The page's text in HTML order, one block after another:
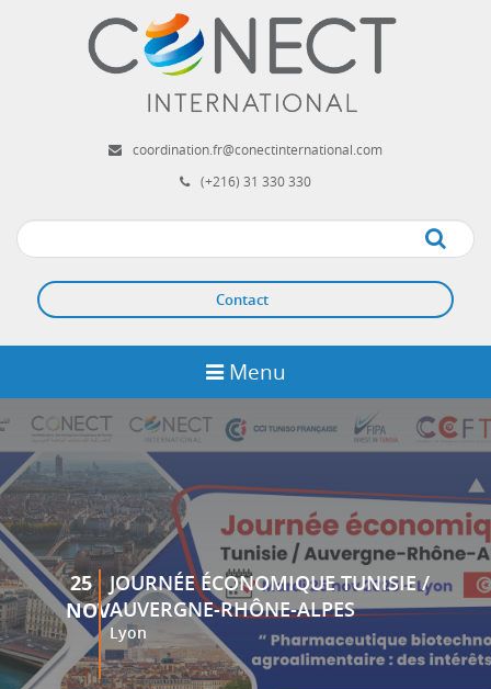
coordination.fr@conectinternational.com
(+216) 31 330 330
Apply
Contact
Menu
25
NOV
JOURNÉE ÉCONOMIQUE TUNISIE /
AUVERGNE-RHÔNE-ALPES
Lyon